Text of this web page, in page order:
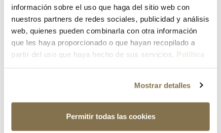
información sobre el uso que haga del sitio web con
nuestros partners de redes sociales, publicidad y análisis
web, quienes pueden combinarla con otra información
que les haya proporcionado o que hayan recopilado a
partir del uso que haya hecho de sus servicios. Política
Mostrar detalles
Permitir todas las cookies
¿Has olvidado tu contraseña?